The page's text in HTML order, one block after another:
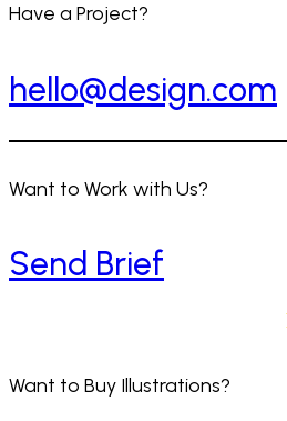
Have a Project?
hello@design.com
Want to Work with Us?
Send Brief
Want to Buy Illustrations?